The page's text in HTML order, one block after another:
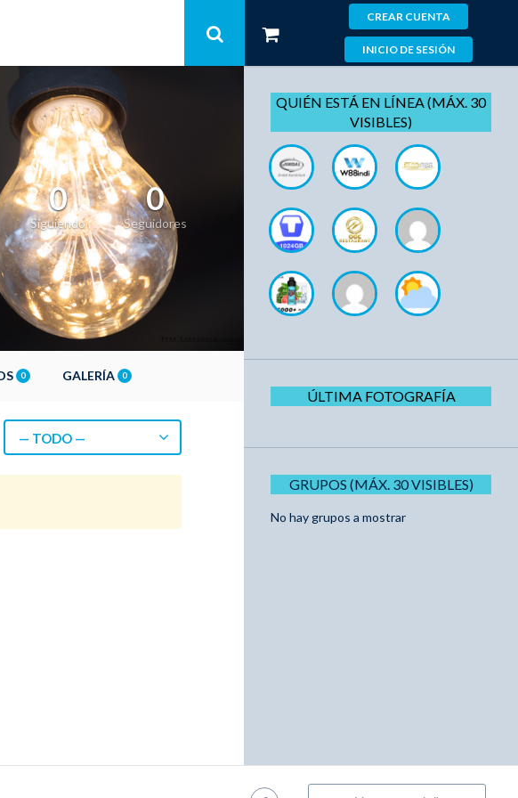
CREAR CUENTA
INICIO DE SESIÓN
0
Siguiendo
0
Seguidores
0 GALERÍA 0
— TODO —
QUIÉN ESTÁ EN LÍNEA (MÁX. 30
VISIBLES)
ÚLTIMA FOTOGRAFÍA
GRUPOS (MÁX. 30 VISIBLES)
No hay grupos a mostrar